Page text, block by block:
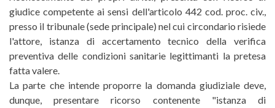
giudice competente ai sensi dell'articolo 442 cod. proc. civ.,
presso il tribunale (sede principale) nel cui circondario risiede
l'attore, istanza di accertamento tecnico della verifica
preventiva delle condizioni sanitarie legittimanti la pretesa
fatta valere.
La parte che intende proporre la domanda giudiziale deve,
dunque, presentare ricorso contenente "istanza di